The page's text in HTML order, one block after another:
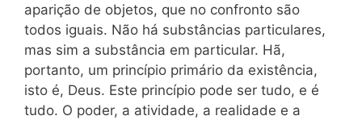
aparição de objetos, que no confronto são
todos iguais. Não há substâncias particulares,
mas sim a substância em particular. Hã,
portanto, um princípio primário da existência,
isto é, Deus. Este princípio pode ser tudo, e é
tudo. O poder, a atividade, a realidade e a